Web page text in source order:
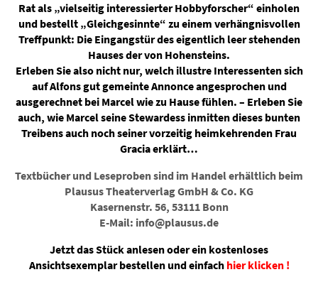
Rat als „vielseitig interessierter Hobbyforscher“ einholen
und bestellt „Gleichgesinnte“ zu einem verhängnisvollen
Treffpunkt: Die Eingangstür des eigentlich leer stehenden
Hauses der von Hohensteins.
Erleben Sie also nicht nur, welch illustre Interessenten sich
auf Alfons gut gemeinte Annonce angesprochen und
ausgerechnet bei Marcel wie zu Hause fühlen. – Erleben Sie
auch, wie Marcel seine Stewardess inmitten dieses bunten
Treibens auch noch seiner vorzeitig heimkehrenden Frau
Gracia erklärt…
Textbücher und Leseproben sind im Handel erhältlich beim
Plausus Theaterverlag GmbH & Co. KG
Kasernenstr. 56, 53111 Bonn
E-Mail: info@plausus.de
Jetzt das Stück anlesen oder ein kostenloses
Ansichtsexemplar bestellen und einfach hier klicken !